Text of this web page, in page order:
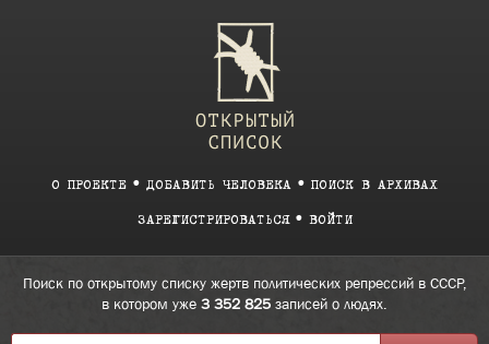
О ПРОЕКТЕ ДОБАВИТЬ ЧЕЛОВЕКА ПОИСК В АРХИВАХ
ЗАРЕГИСТРИРОВАТЬСЯ ВОЙТИ
Поиск по открытому списку жертв политических репрессий в СССР,
в котором уже 3 352 825 записей о людях.